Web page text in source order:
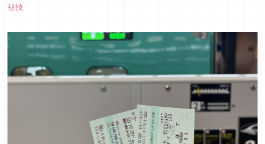
手玩遍關西、神戶、廣島、岡山、米子、鳥取、島根地區，甚至
祕技